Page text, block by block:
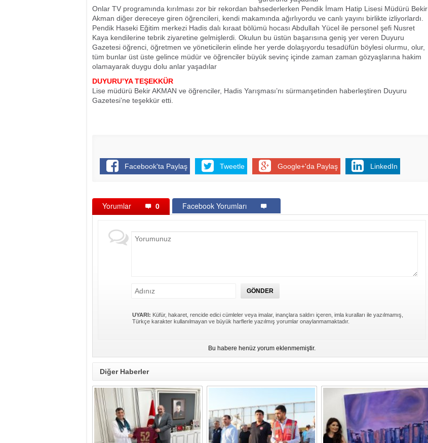
Onlar TV programında kırılması zor bir rekordan bahsederlerken Pendik İmam Hatip Lisesi Müdürü Bekir
Akman diğer dereceye giren öğrencileri, kendi makamında ağırlıyordu ve canlı yayını birlikte izliyorlardı.
Pendik Haseki Eğitim merkezi Hadis dalı kıraat bölümü hocası Abdullah Yücel ile personel şefi Nusret
Kaya kendilerine tebrik ziyaretine gelmişlerdi. Okulun bu üstün başarısına geniş yer veren Duyuru
Gazetesi öğrenci, öğretmen ve yöneticilerin elinde her yerde dolaşıyordu tesadüfün böylesi olurmu, olur,
tüm bunlar üst üste gelince müdür ve öğrenciler büyük sevinç içinde zaman zaman gözyaşlarına hakim
olamayarak duygu dolu anlar yaşadılar
DUYURU’YA TEŞEKKÜR
Lise müdürü Bekir AKMAN ve öğrenciler, Hadis Yarışması’nı sürmanşetinden haberleştiren Duyuru
Gazetesi’ne teşekkür etti.
Facebook'ta Paylaş Tweetle Google+'da Paylaş LinkedIn
Yorumlar 0 Facebook Yorumları
UYARI: Küfür, hakaret, rencide edici cümleler veya imalar, inançlara saldırı içeren, imla kuralları ile yazılmamış,
Türkçe karakter kullanılmayan ve büyük harflerle yazılmış yorumlar onaylanmamaktadır.
Bu habere henüz yorum eklenmemiştir.
Diğer Haberler